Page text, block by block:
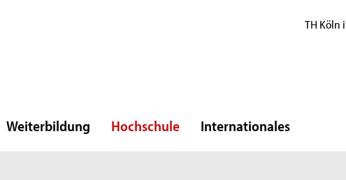
TH Köln
Weiterbildung Hochschule Internationales